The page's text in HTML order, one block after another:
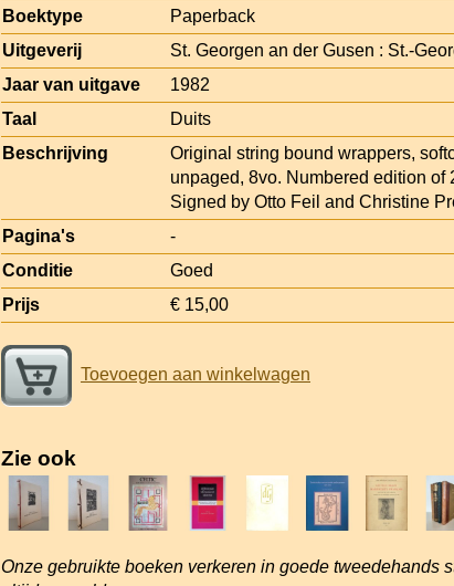
Boektype
Paperback
Uitgeverij
St. Georgen an der Gusen : St.-
Jaar van uitgave
1982
Taal
Duits
Beschrijving
Original string bound wrappers,
unpaged, 8vo. Numbered edition of
Signed by Otto Feil and Christine
Pagina's
-
Conditie
Goed
Prijs
€ 15,00
Toevoegen aan winkelwagen
Zie ook
Onze gebruikte boeken verkeren in goede tweedehands